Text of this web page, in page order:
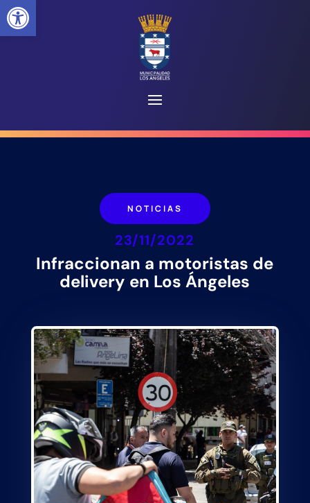
NOTICIAS
23/11/2022
Infraccionan a motoristas de
delivery en Los Ángeles